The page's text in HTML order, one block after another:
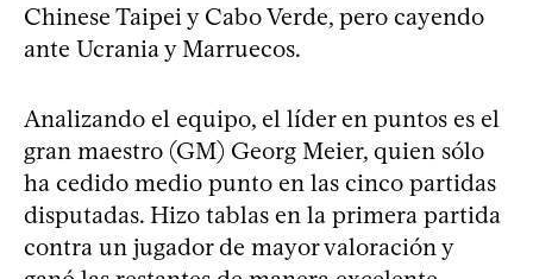
Chinese Taipei y Cabo Verde, pero cayendo
ante Ucrania y Marruecos.
Analizando el equipo, el líder en puntos es el
gran maestro (GM) Georg Meier, quien sólo
ha cedido medio punto en las cinco partidas
disputadas. Hizo tablas en la primera partida
contra un jugador de mayor valoración y